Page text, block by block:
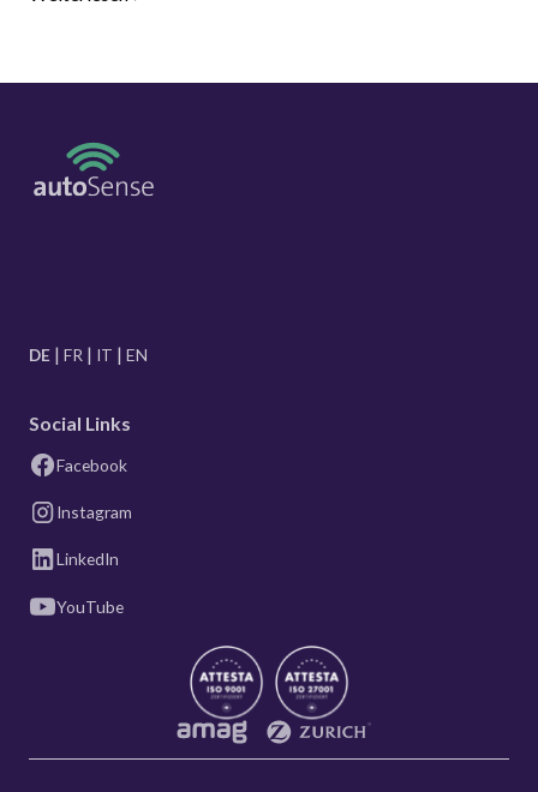
DE FR IT EN
Social Links
Facebook
Instagram
LinkedIn
YouTube